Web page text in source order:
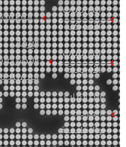
الدراسات
الأمريكية
الدراسات
الأوروبية
الدراسات
العربية
والإقليمية
التطرف
الإرهاب
والصراعات
المسلحة